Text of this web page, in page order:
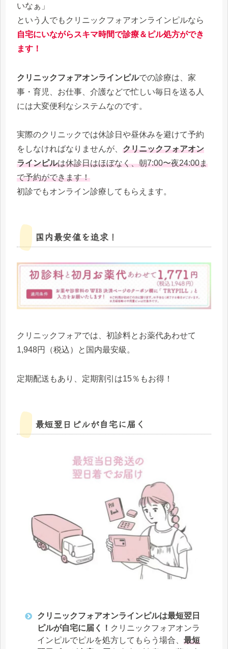
いなぁ」
という人でもクリニックフォアオンラインピルなら
自宅にいながらスキマ時間で診療＆ピル処方ができ
ます！
クリニックフォアオンラインピルでの診療は、家
事・育児、お仕事、介護などで忙しい毎日を送る人
には大変便利なシステムなのです。
実際のクリニックでは休診日や昼休みを避けて予約
をしなければなりませんが、 クリニックフォアオン
ラインピルは休診日はほぼなく、朝7:00〜夜24:00ま
で予約ができます！
初診でもオンライン診療してもらえます。
国内最安値を追求！
クリニックフォアでは、初診料とお薬代あわせて
1,948円（税込）と国内最安級。
定期配送もあり、定期割引は15％もお得！
最短翌日ピルが自宅に届く
クリニックフォアオンラインピルは最短翌日
ピルが自宅に届く！ クリニックフォアオンラ
インピルでピルを処方してもらう場合、 最短